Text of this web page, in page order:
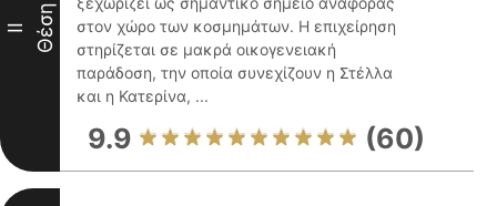
II Θέση
στον χώρο των κοσμημάτων. Η επιχείρηση
στηρίζεται σε μακρά οικογενειακή
παράδοση, την οποία συνεχίζουν η Στέλλα
και η Κατερίνα, ...
9.9 (60)